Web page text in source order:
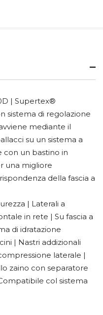
| Supertex®
sistema di regolazione
mediante il
su un sistema a
con un bastino in
una migliore
della fascia a
| Laterali a
in rete | Su fascia a
di idratazione
| Nastri addizionali
laterale |
zaino con separatore
col sistema